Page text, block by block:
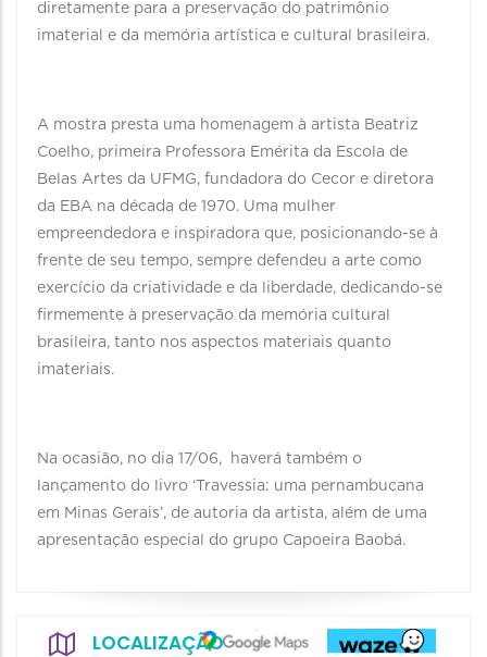
diretamente para a preservação do patrimônio
imaterial e da memória artística e cultural brasileira.
A mostra presta uma homenagem à artista Beatriz
Coelho, primeira Professora Emérita da Escola de
Belas Artes da UFMG, fundadora do Cecor e diretora
da EBA na década de 1970. Uma mulher
empreendedora e inspiradora que, posicionando-se à
frente de seu tempo, sempre defendeu a arte como
exercício da criatividade e da liberdade, dedicando-se
firmemente à preservação da memória cultural
brasileira, tanto nos aspectos materiais quanto
imateriais.
Na ocasião, no dia 17/06, haverá também o
lançamento do livro ‘Travessia: uma pernambucana
em Minas Gerais’, de autoria da artista, além de uma
apresentação especial do grupo Capoeira Baobá.
LOCALIZAÇÃO